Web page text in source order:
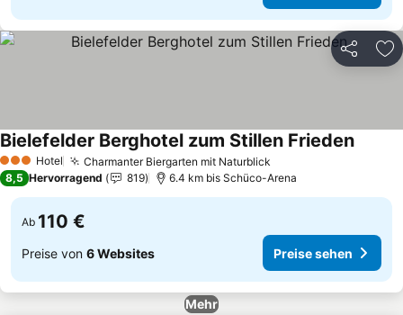
Teilen
3 SterneHotel Charmanter Biergarten mit Naturblick
Bielefelder Berghotel zum Stillen Frieden
8,5 Hervorragend 819 6.4 km bis Schüco-Arena
Ab 110 €
Preise von 6 Websites Preise sehen
Mehr